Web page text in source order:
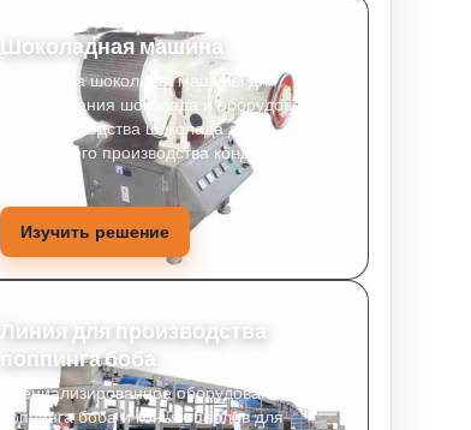
Шоколадная машина
Обработка шоколада, машины для
конширования шоколада и оборудование
для производства шоколада для
стабильного производства кондитерских
Изучить решение
Линия для производства
поппинга боба
Специализированное оборудование для
поппинга боба и коньяк-перлов для